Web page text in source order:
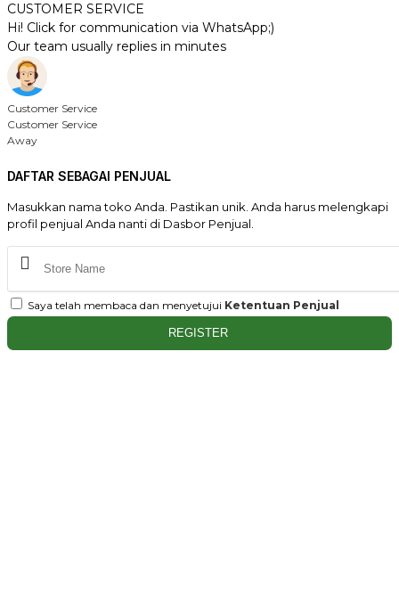
CUSTOMER SERVICE
Hi! Click for communication via WhatsApp;)
Our team usually replies in minutes
Customer Service
Customer Service
Away
DAFTAR SEBAGAI PENJUAL
Masukkan nama toko Anda. Pastikan unik. Anda harus melengkapi
profil penjual Anda nanti di Dasbor Penjual.
Saya telah membaca dan menyetujui Ketentuan Penjual
REGISTER